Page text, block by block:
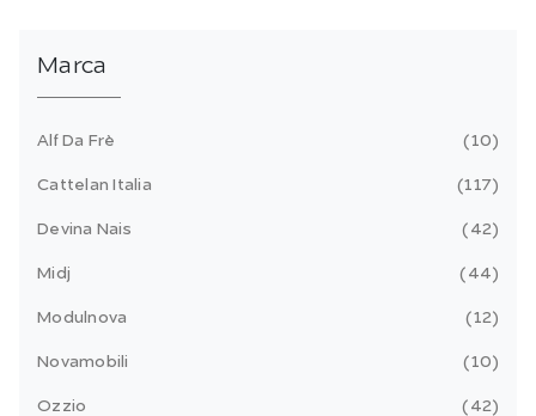
Marca
Alf Da Frè 10
Cattelan Italia 117
Devina Nais 42
Midj 44
Modulnova 12
Novamobili 10
Ozzio 42